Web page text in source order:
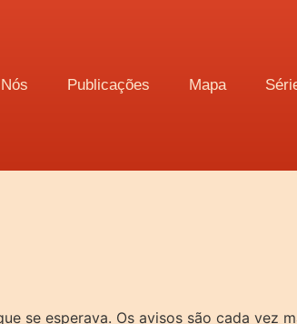
Publicações Mapa
se esperava. Os avisos são cada vez